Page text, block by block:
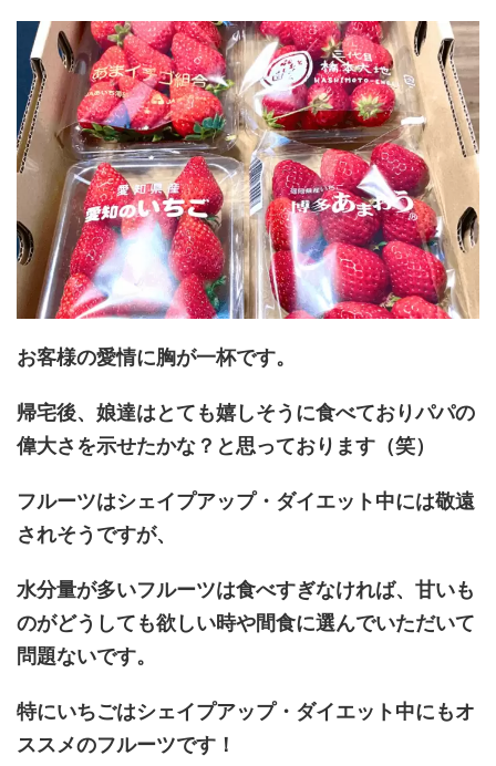
お客様の愛情に胸が一杯です。
帰宅後、娘達はとても嬉しそうに食べておりパパの
偉大さを示せたかな？と思っております（笑）
フルーツはシェイプアップ・ダイエット中には敬遠
されそうですが、
水分量が多いフルーツは食べすぎなければ、甘いも
のがどうしても欲しい時や間食に選んでいただいて
問題ないです。
特にいちごはシェイプアップ・ダイエット中にもオ
ススメのフルーツです！